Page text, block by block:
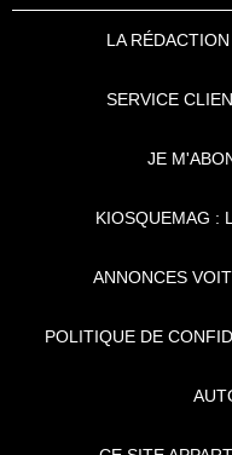
LA RÉDACTION
SERVICE
JE
KIOSQUEMAG :
ANNONCES
POLITIQUE DE